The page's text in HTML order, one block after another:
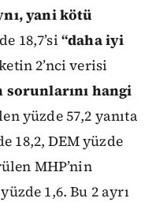
yani kötü
18,7’si “daha iyi
2’nci verisi
sorunlarını hangi
yüzde 57,2 yanıta
18,2, DEM yüzde
MHP’nin
1,6. Bu 2 ayrı